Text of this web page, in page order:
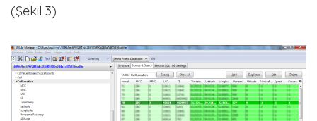
(Şekil 3)